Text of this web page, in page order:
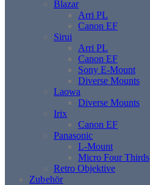
Blazar
Arri PL
Canon EF
Sirui
Arri PL
Canon EF
Sony E-Mount
Diverse Mounts
Laowa
Diverse Mounts
Irix
Canon EF
Panasonic
L-Mount
Micro Four Thirds
Retro Objektive
Zubehör